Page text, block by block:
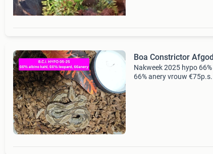
Boa Constrictor
Nakweek 2025 hypo
66% anery vrouw